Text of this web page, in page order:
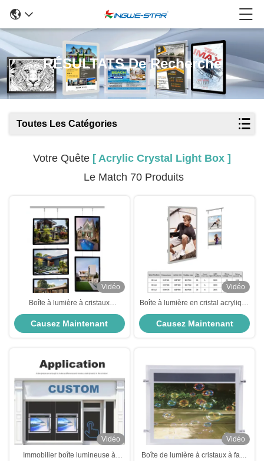
RÉSULTATS De Recherche
Toutes Les Catégories
Votre Quête [ Acrylic Crystal Light Box ]
Le Match 70 Produits
Vidéo
Boîte à lumière à cristaux
acryliques à portrait A3/A4 sur
mesure
Causez Maintenant
Vidéo
Boîte à lumière en cristal acrylique
à haute luminosité KWS-AP-20
rétroéclairée A4 5.76W
Causez Maintenant
Vidéo
Immobilier boîte lumineuse à
Vidéo
Boîte de lumière à cristaux à face